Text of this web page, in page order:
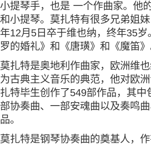
小提琴手，也是 一个作曲家。他
和小提琴。莫扎特有很多兄弟姐
年12月5日卒于维也纳，终年35
罗的婚礼》和《唐璜》和《魔笛》
莫扎特是奥地利作曲家，欧洲维
为古典主义音乐的典范，他对欧
扎特毕生创作了549部作品，其
部协奏曲、一部安魂曲以及奏鸣
品。
莫扎特是钢琴协奏曲的奠基人，